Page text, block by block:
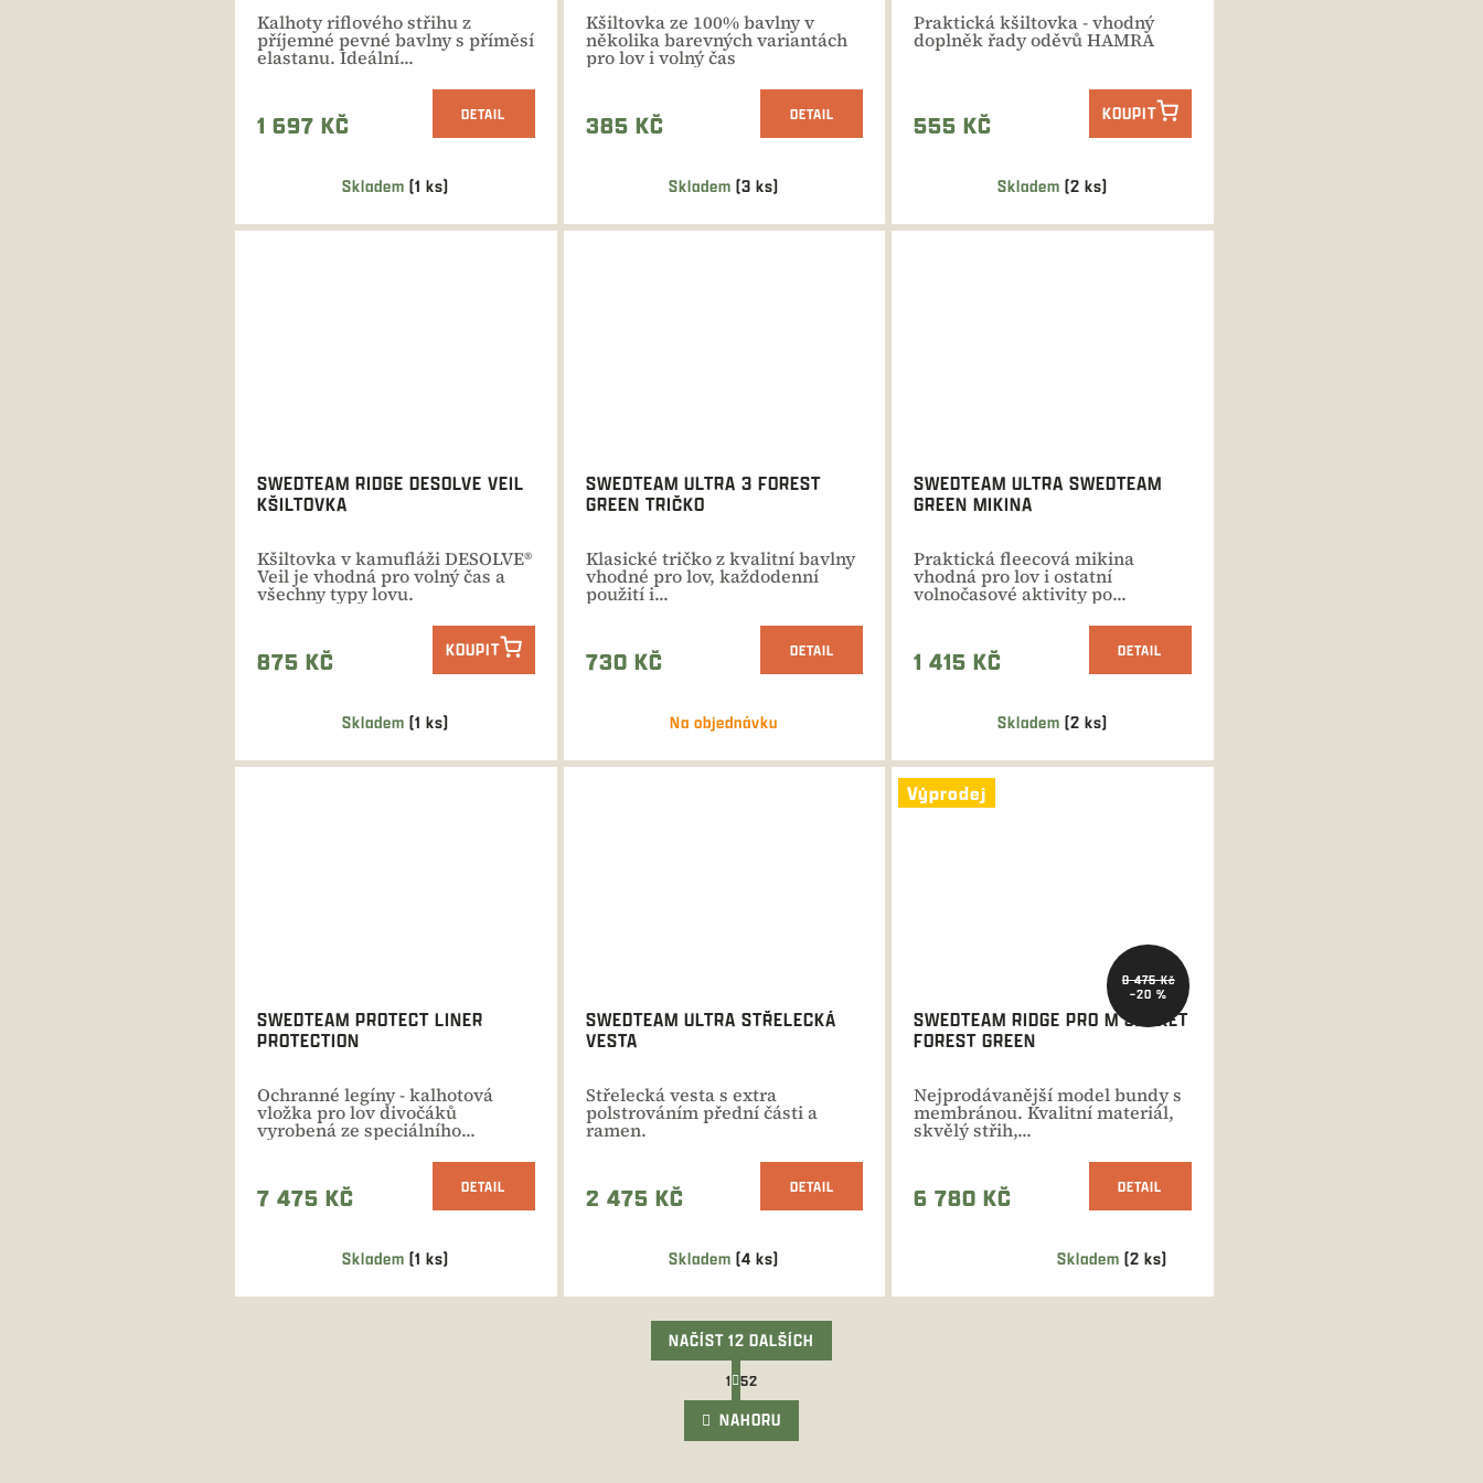
Skladem(1 ks)
Kalhoty riflového střihu z
příjemné pevné bavlny s příměsí
elastanu. Ideální...
1 697 KČ DETAIL
Skladem(3 ks)
Kšiltovka ze 100% bavlny v
několika barevných variantách
pro lov i volný čas
385 KČ DETAIL
Skladem (2 ks)
Praktická kšiltovka - vhodný
doplněk řady oděvů HAMRA
555 KČ KOUPIT
Skladem(1 ks)
SWEDTEAM RIDGE DESOLVE VEIL
KŠILTOVKA
Kšiltovka v kamufláži DESOLVE®
Veil je vhodná pro volný čas a
všechny typy lovu.
875 KČ KOUPIT
Na objednávku
SWEDTEAM ULTRA 3 FOREST
GREEN TRIČKO
Klasické tričko z kvalitní bavlny
vhodné pro lov, každodenní
použití i...
730 KČ DETAIL
Skladem (2 ks)
SWEDTEAM ULTRA SWEDTEAM
GREEN MIKINA
Praktická fleecová mikina
vhodná pro lov i ostatní
volnočasové aktivity po...
1 415 KČ DETAIL
Skladem(1 ks)
SWEDTEAM PROTECT LINER
PROTECTION
Ochranné legíny - kalhotová
vložka pro lov divočáků
vyrobená ze speciálního...
7 475 KČ DETAIL
Skladem(4 ks)
SWEDTEAM ULTRA STŘELECKÁ
VESTA
Střelecká vesta s extra
polstrováním přední části a
ramen.
2 475 KČ DETAIL
Výprodej
8 475 Kč
–20 %
Skladem(2 ks)
SWEDTEAM RIDGE PRO M JACKET
FOREST GREEN
Nejprodávanější model bundy s
membránou. Kvalitní materiál,
skvělý střih,...
6 780 KČ DETAIL
O
v
l
NAČÍST 12 DALŠÍCH
t
r
á
n
1 52
NAHORU